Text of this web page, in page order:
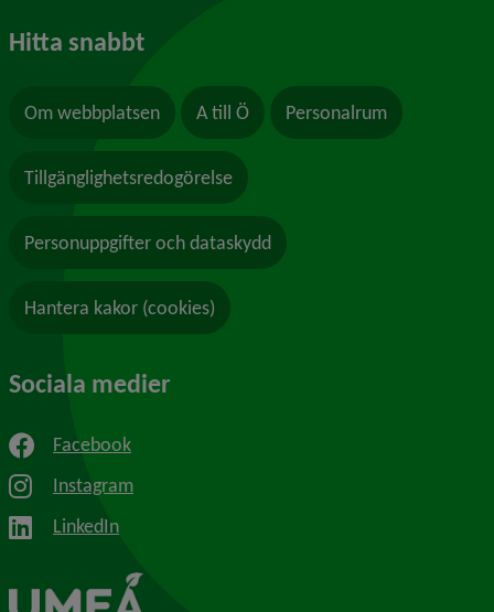
Hitta snabbt
Om webbplatsen A till Ö Personalrum
Tillgänglighetsredogörelse
Personuppgifter och dataskydd
Hantera kakor (cookies)
Sociala medier
Facebook
Instagram
LinkedIn